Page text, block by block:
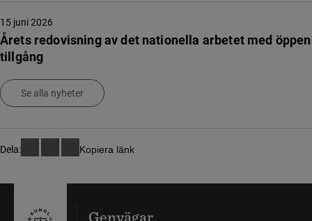
Årets redovisning av det nationella arbetet med öppen
tillgång
15 juni 2026
Se alla nyheter
Dela: Kopiera länk
Genvägar